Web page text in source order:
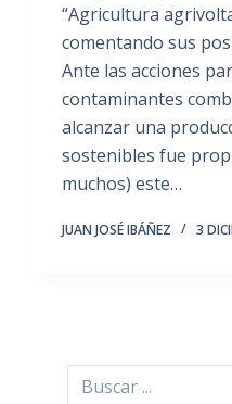
“Agricultura
comentando sus
Ante las acciones
contaminantes
alcanzar una
sostenibles fue
muchos) este…
JUAN JOSÉ IBÁÑEZ 3
Buscar